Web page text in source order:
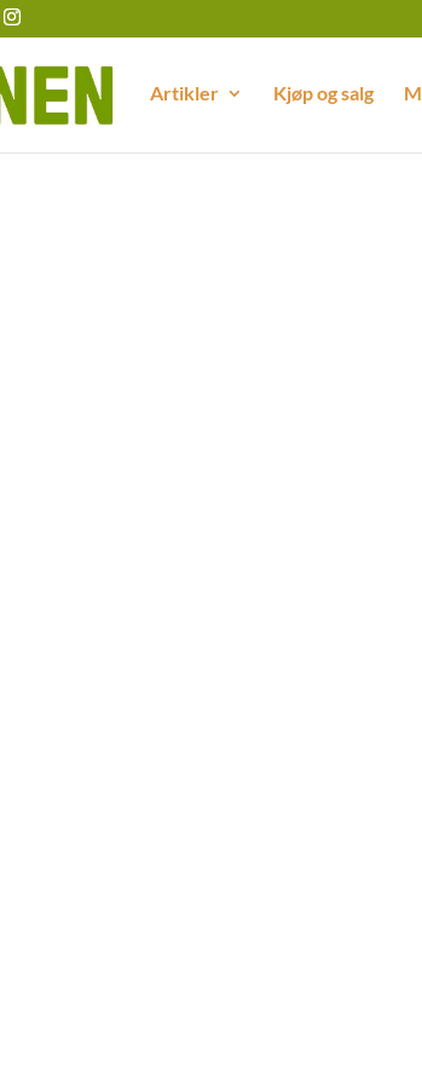
Artikler Kjøp og salg